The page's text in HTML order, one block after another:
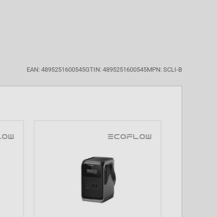
EAN: 4895251600545GTIN: 4895251600545MPN: SCLI-B